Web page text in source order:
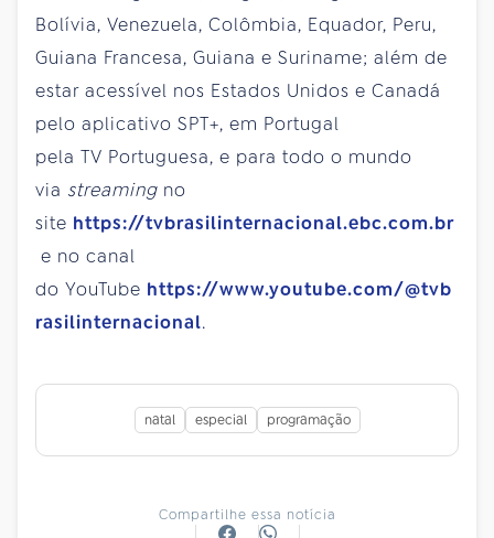
Bolívia, Venezuela, Colômbia, Equador, Peru,
Guiana Francesa, Guiana e Suriname; além de
estar acessível nos Estados Unidos e Canadá
pelo aplicativo SPT+, em Portugal
pela TV Portuguesa, e para todo o mundo
via streaming no
site https://tvbrasilinternacional.ebc.com.br
e no canal
do YouTube https://www.youtube.com/@tvb
rasilinternacional.
natal especial programação
Compartilhe essa notícia